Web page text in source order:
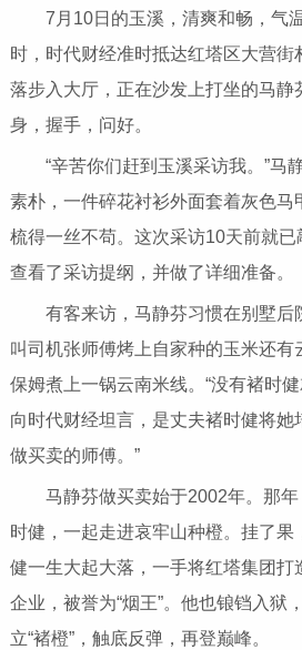
7月10日的玉溪，清爽和畅，气
时，时代财经准时抵达红塔区大营街
落步入大厅，正在沙发上打坐的马静
身，握手，问好。
“辛苦你们赶到玉溪采访我。”马
素朴，一件碎花衬衫外面套着灰色马
梳得一丝不苟。这次采访10天前就
查看了采访提纲，并做了详细准备。
有客来访，马静芬习惯在别墅后
叫司机张师傅烤上自家种的玉米还有
保姆煮上一锅云南米线。“没有褚时
向时代财经坦言，是丈夫褚时健将她
做买卖的师傅。”
马静芬做买卖始于2002年。那
时健，一起走进哀牢山种橙。挂了果
健一生大起大落，一手将红塔集团打
企业，被誉为“烟王”。他也锒铛入狱
立“褚橙”，触底反弹，再登巅峰。